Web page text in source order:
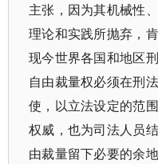
主张，因为其机械性
理论和实践所抛弃，
现今世界各国和地区
自由裁量权必须在刑
使，以立法设定的范
权威，也为司法人员
由裁量留下必要的余